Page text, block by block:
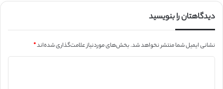
دیدگاهتان را بنویسید
نشانی ایمیل شما منتشر نخواهد شد.بخش‌های موردنیاز علامت‌گذاری شده‌اند*